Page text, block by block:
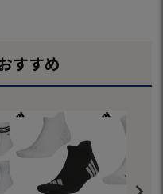
すすめ